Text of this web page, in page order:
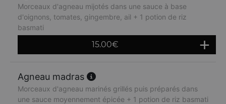
Morceaux d'agneau mijotés dans une sauce à base
d'oignons, tomates, gingembre, ail + 1 potion de riz
basmati
15.00€
Agneau madras
Morceaux d'agneau marinés grillés puis préparés dans
une sauce moyennement épicée + 1 potion de riz basmati